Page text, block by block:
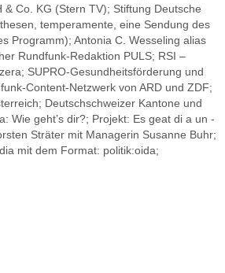
& Co. KG (Stern TV); Stiftung Deutsche
temperamente, eine Sendung des
Programm); Antonia C. Wesseling alias
Rundfunk-Redaktion PULS; RSI –
SUPRO-Gesundheitsförderung und
Content-Netzwerk von ARD und ZDF;
Deutschschweizer Kantone und
Wie geht’s dir?; Projekt: Es geat di a un -
Sträter mit Managerin Susanne Buhr;
mit dem Format: politik:oida;